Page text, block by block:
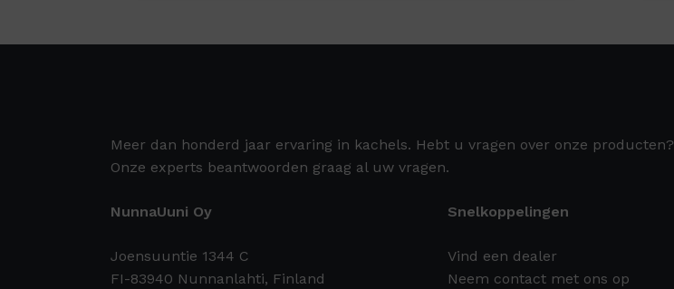
Meer dan honderd jaar ervaring in kachels. Hebt u vragen over onze producten?
Onze experts beantwoorden graag al uw vragen.
NunnaUuni Oy
Joensuuntie 1344 C
FI-83940 Nunnanlahti, Finland
Snelkoppelingen
Vind een dealer
Neem contact met ons op